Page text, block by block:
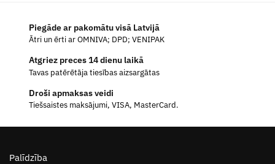
Piegāde ar pakomātu visā Latvijā
Ātri un ērti ar OMNIVA; DPD; VENIPAK
Atgriez preces 14 dienu laikā
Tavas patērētāja tiesības aizsargātas
Droši apmaksas veidi
Tiešsaistes maksājumi, VISA, MasterCard.
Palīdzība